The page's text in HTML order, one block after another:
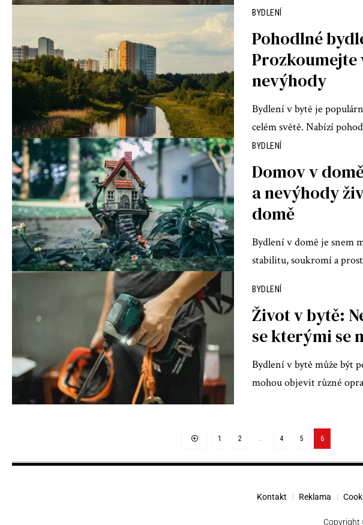
BYDLENÍ
Pohodlné
Prozkoumejte
nevýhody
Bydlení v bytě je
celém světě. Nabízí
BYDLENÍ
Domov v
a nevýhody
domě
Bydlení v domě je snem
stabilitu, soukromí a
BYDLENÍ
Život v bytě:
se kterými se
Bydlení v bytě může být
mohou objevit různé
1 2 … 4 5 6
Kontakt Reklama
Copyright